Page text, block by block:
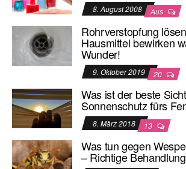
8. August 2008 Aus
Rohrverstopfung
Hausmittel bewirken
Wunder!
9. Oktober 2019 20
Was ist der beste
Sonnenschutz fürs
8. März 2018 13
Was tun gegen
– Richtige Behandlung